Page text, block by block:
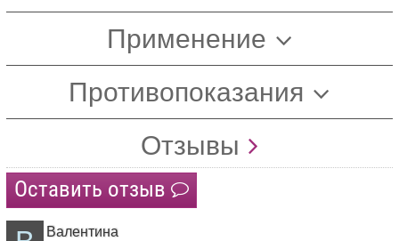
Применение
Противопоказания
Отзывы
Оставить отзыв
Валентина